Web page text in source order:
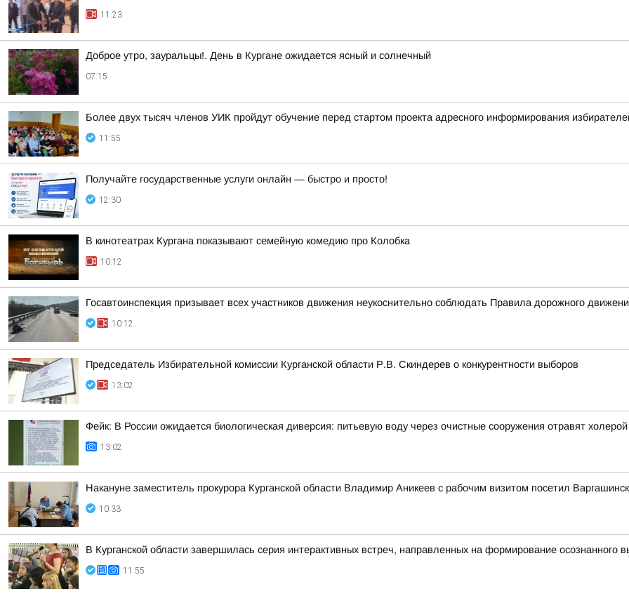
11:23
Доброе утро, зауральцы!. День в Кургане ожидается ясный и солнечный
07:15
Более двух тысяч членов УИК пройдут обучение перед стартом проекта адресного информирования
11:55
Получайте государственные услуги онлайн — быстро и просто!
12:30
В кинотеатрах Кургана показывают семейную комедию про Колобка
10:12
Госавтоинспекция призывает всех участников движения неукоснительно соблюдать Правила дорожного
10:12
Председатель Избирательной комиссии Курганской области Р.В. Скиндерев о конкурентности выборов
13:02
Фейк: В России ожидается биологическая диверсия: питьевую воду через очистные сооружения отравят холерой
13:02
Накануне заместитель прокурора Курганской области Владимир Аникеев с рабочим визитом посетил
10:33
В Курганской области завершилась серия интерактивных встреч, направленных на формирование осознанного
11:55